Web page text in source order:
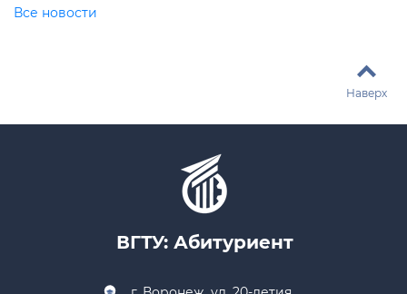
Все новости
Наверх
ВГТУ: Абитуриент